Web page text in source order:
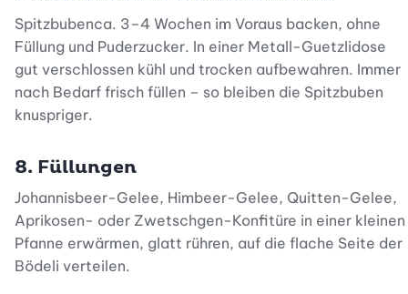
Spitzbubenca. 3–4 Wochen im Voraus backen, ohne
Füllung und Puderzucker. In einer Metall-Guetzlidose
gut verschlossen kühl und trocken aufbewahren. Immer
nach Bedarf frisch füllen – so bleiben die Spitzbuben
knuspriger.
8. Füllungen
Johannisbeer-Gelee, Himbeer-Gelee, Quitten-Gelee,
Aprikosen- oder Zwetschgen-Konfitüre in einer kleinen
Pfanne erwärmen, glatt rühren, auf die flache Seite der
Bödeli verteilen.